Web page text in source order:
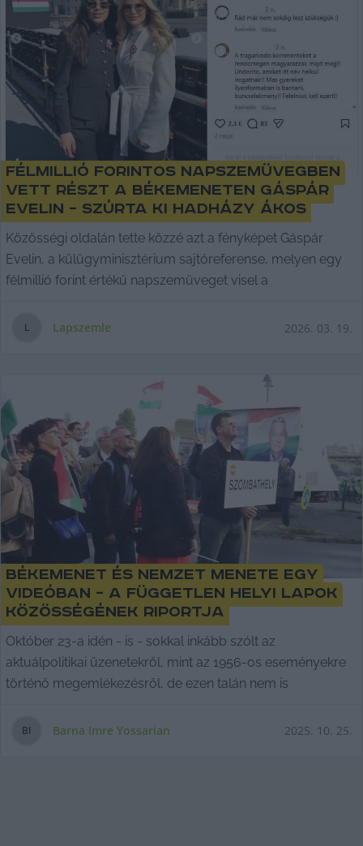
Félmillió forintos napszemüvegben
vett részt a békemeneten Gáspár
Evelin – szúrta ki Hadházy Ákos
Közösségi oldalán tette közzé azt a fényképet Gáspár
Evelin, a külügyminisztérium sajtóreferense, melyen egy
félmillió forint értékű napszemüveget visel a
L Lapszemle 2026. 03. 19.
Békemenet és Nemzet Menete egy
videóban – A Független Helyi Lapok
Közösségének riportja
Október 23-a idén - is - sokkal inkább szólt az
aktuálpolitikai üzenetekről, mint az 1956-os eseményekre
történő megemlékezésről, de ezen talán nem is
BI Barna Imre Yossarian 2025. 10. 25.